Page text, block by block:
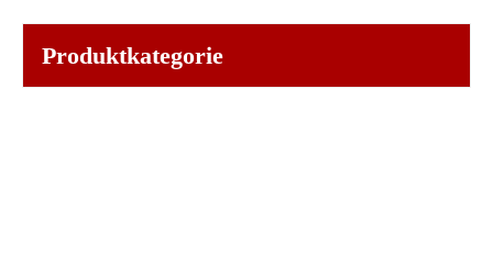
Produktkategorie